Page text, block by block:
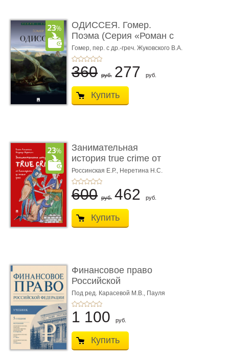
ОДИССЕЯ. Гомер.
Поэма (Серия «Роман с
книгой»)
Гомер, пер. с др.-греч. Жуковского В.А.
360 руб. 277 руб.
Купить
Занимательная
история true crime от
Гиппократа до � ...
Россинская Е.Р., Неретина Н.С.
600 руб. 462 руб.
Купить
Финансовое право
Российской
Федерации. 5-е изд�
...
Под ред. Карасевой М.В., Пауля
А.Г., Красюкова А.В.
1 100 руб.
Купить